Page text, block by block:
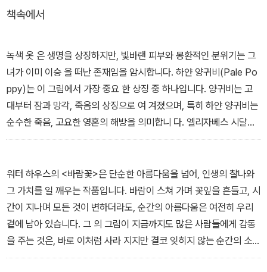
이 각기 다른 시대와 작가의 손에서 어떻게 변주되었는지를 따라가다
가의 세계를 들여다보는 창이자, 우리가 예술과 조금 더 가까워질 수
있는 통로이다.
책속에서
녹색 옷 은 생명을 상징하지만, 빛바랜 피부와 몽환적인 분위기는 그
녀가 이미 이승 을 떠난 존재임을 암시합니다. 하얀 양귀비(Pale Po
ppy)는 이 그림에서 가장 중요 한 상징 중 하나입니다. 양귀비는 고
대부터 잠과 망각, 죽음의 상징으로 여 겨졌으며, 특히 하얀 양귀비는
순수한 죽음, 고요한 영혼의 해방을 의미합니 다. 엘리자베스 시달의
사망 원인이 양귀비에서 추출된 아편 과다 복용이었 기 때문에, 이 꽃
- <1장 경국지색 傾國之色> 중에서
워터 하우스의 <바람꽃>은 단순한 아름다움을 넘어, 인생의 찰나와
그 가치를 일 깨우는 작품입니다. 바람이 스쳐 가며 꽃잎을 흔들고, 시
간이 지나며 모든 것이 변하더라도, 순간의 아름다움은 여전히 우리
곁에 남아 있습니다. 그 의 그림이 지금까지도 많은 사람들에게 감동
을 주는 것은, 바로 이처럼 사라 지지만 결코 잊히지 않는 순간의 소중
함을 우리에게 다시금 일깨워 주기 때 문일 것입니다.